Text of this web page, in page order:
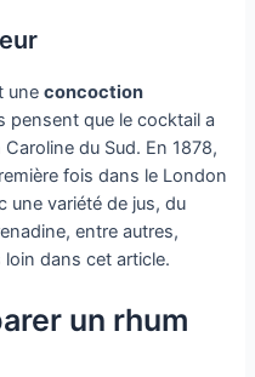
uneconcoction
pensent que le cocktail a
du Sud. En 1878,
fois dans le London
une variété de jus, du
entre autres,
loin dans cet article.
un rhum